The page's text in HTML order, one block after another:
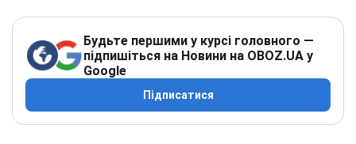
Будьте першими у курсі головного —
підпишіться на Новини на OBOZ.UA у
Google
Підписатися